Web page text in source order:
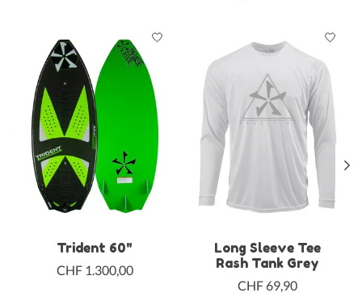
Produkt-Karussell-Artikel
Trident 60"
CHF 1.300,00
Long Sleeve Tee
Rash Tank Grey
CHF 69,90